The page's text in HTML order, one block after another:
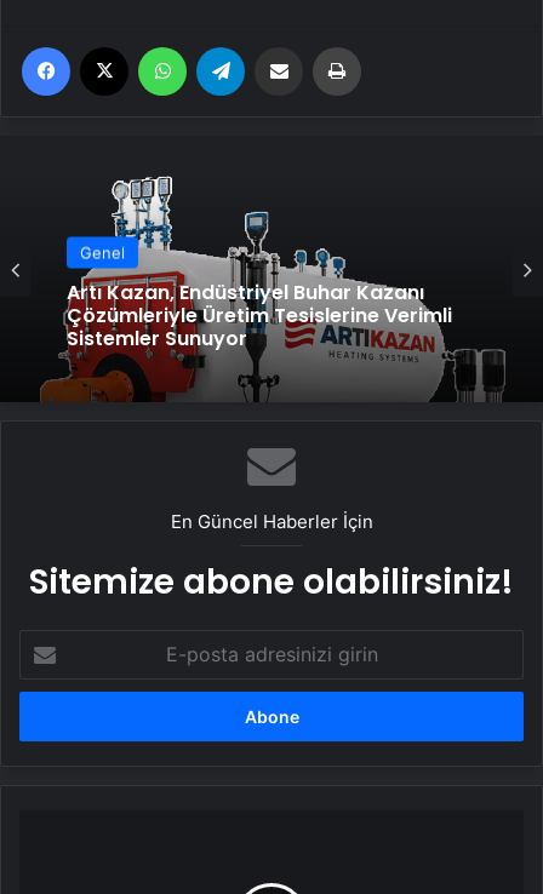
Facebook WhatsApp Email'den paylaş
Genel
Artı Kazan, Endüstriyel Buhar Kazanı
Çözümleriyle Üretim Tesislerine Verimli
Sistemler Sunuyor
En Güncel Haberler İçin
Sitemize abone olabilirsiniz!
posta
adresinizi